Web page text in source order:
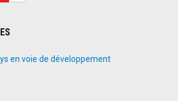
en voie de développement